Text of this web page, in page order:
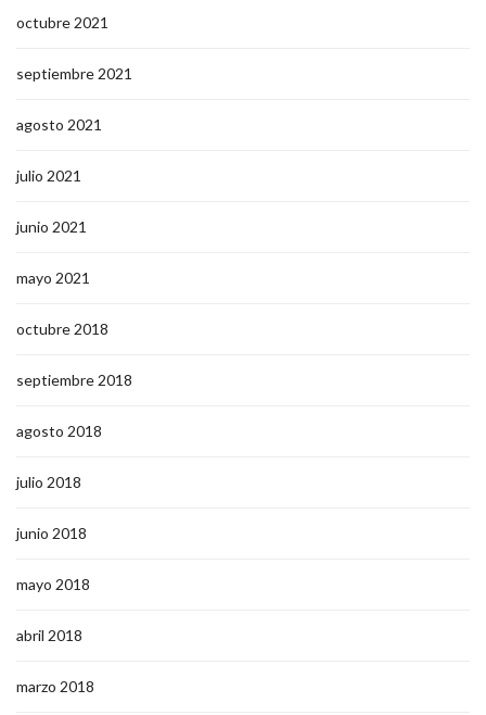
octubre 2021
septiembre 2021
agosto 2021
julio 2021
junio 2021
mayo 2021
octubre 2018
septiembre 2018
agosto 2018
julio 2018
junio 2018
mayo 2018
abril 2018
marzo 2018